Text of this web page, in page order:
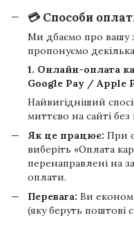
💳 Способи
Ми дбаємо про вашу
пропонуємо
1. Онлайн-оплата
Google Pay / Apple
Найвигідніший
миттєво на сайті без
Як це працює: При
виберіть «Оплата
перенаправлені на
оплати.
Перевага: Ви
(яку беруть поштові